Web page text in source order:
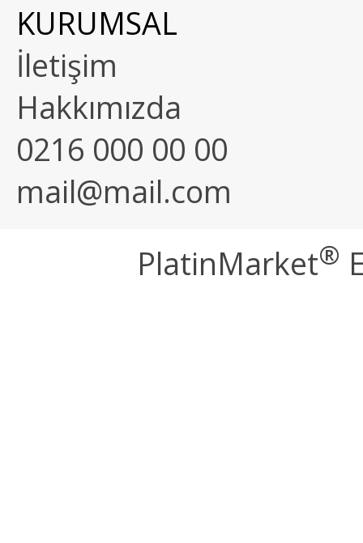
KURUMSAL
İletişim
Hakkımızda
0216 000 00 00
mail@mail.com
PlatinMarket®